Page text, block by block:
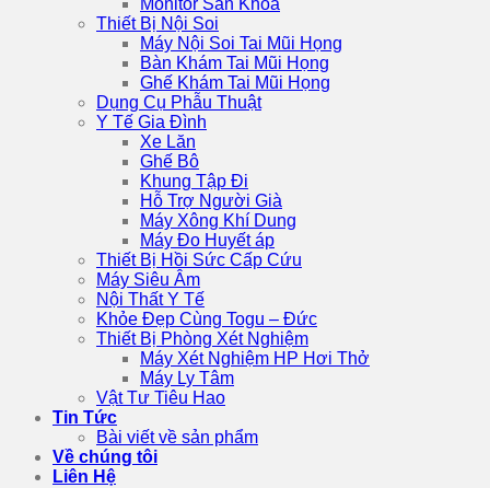
Monitor Sản Khoa
Thiết Bị Nội Soi
Máy Nội Soi Tai Mũi Họng
Bàn Khám Tai Mũi Họng
Ghế Khám Tai Mũi Họng
Dụng Cụ Phẫu Thuật
Y Tế Gia Đình
Xe Lăn
Ghế Bô
Khung Tập Đi
Hỗ Trợ Người Già
Máy Xông Khí Dung
Máy Đo Huyết áp
Thiết Bị Hồi Sức Cấp Cứu
Máy Siêu Âm
Nội Thất Y Tế
Khỏe Đẹp Cùng Togu – Đức
Thiết Bị Phòng Xét Nghiệm
Máy Xét Nghiệm HP Hơi Thở
Máy Ly Tâm
Vật Tư Tiêu Hao
Tin Tức
Bài viết về sản phẩm
Về chúng tôi
Liên Hệ